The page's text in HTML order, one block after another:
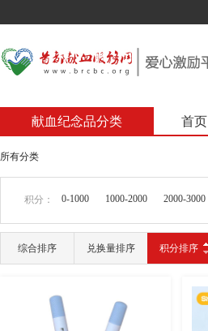
献血纪念品分类 首页
所有分类
积分： 0-1000 1000-2000 2000-3000
综合排序 兑换量排序 积分排序